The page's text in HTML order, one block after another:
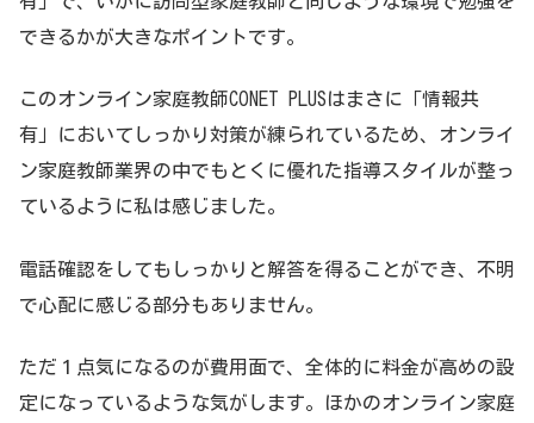
できるかが大きなポイントです。
このオンライン家庭教師CONET PLUSはまさに「情報共
有」においてしっかり対策が練られているため、オンライ
ン家庭教師業界の中でもとくに優れた指導スタイルが整っ
ているように私は感じました。
電話確認をしてもしっかりと解答を得ることができ、不明
で心配に感じる部分もありません。
ただ１点気になるのが費用面で、全体的に料金が高めの設
定になっているような気がします。ほかのオンライン家庭